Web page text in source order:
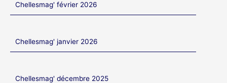
Chellesmag' février 2026
Chellesmag' janvier 2026
Chellesmag' décembre 2025